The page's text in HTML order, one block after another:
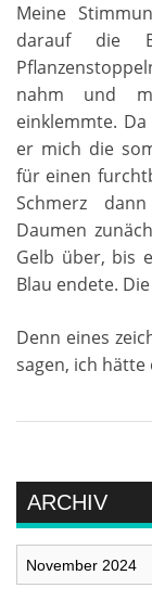
Meine
darauf die
nahm und
einklemmte.
er mich die
für einen
Schmerz
Daumen
Gelb über, bis
Blau endete.
Denn eines
sagen, ich
ARCHIV
Archiv